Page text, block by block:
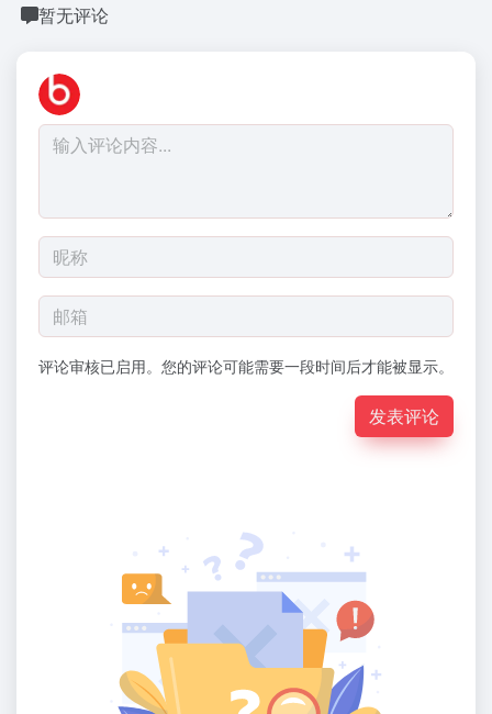
暂无评论
评论审核已启用。您的评论可能需要一段时间后才能被显示。
发表评论